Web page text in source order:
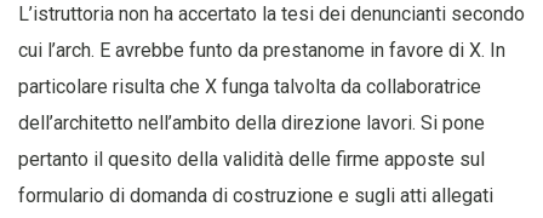
L’istruttoria non ha accertato la tesi dei denuncianti secondo
cui l’arch. E avrebbe funto da prestanome in favore di X. In
particolare risulta che X funga talvolta da collaboratrice
dell’architetto nell’ambito della direzione lavori. Si pone
pertanto il quesito della validità delle firme apposte sul
formulario di domanda di costruzione e sugli atti allegati